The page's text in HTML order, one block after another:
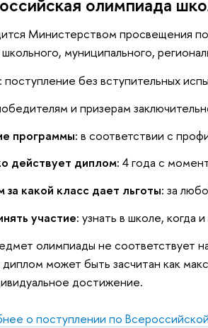
олимпиада
Министерством просвещения
муниципального,
: поступление без вступительных
и призерам
программы: в соответствии с
действует диплом: 4 года с
какой класс дает льготы: за
участие: узнать в школе, когда
олимпиады не соответствует
диплом может быть засчитан как
достижение.
о поступлении по